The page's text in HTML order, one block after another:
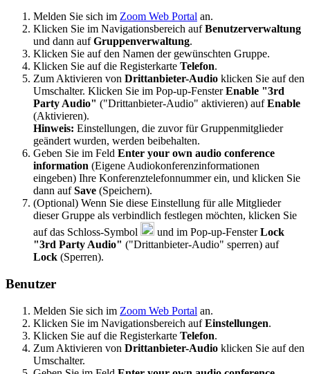
Melden Sie sich im Zoom Web Portal an.
Klicken Sie im Navigationsbereich aufBenutzerverwaltung
und dann aufGruppenverwaltung.
Klicken Sie auf den Namen der gewünschten Gruppe.
Klicken Sie auf die Registerkarte Telefon.
Zum Aktivieren von Drittanbieter-Audio klicken Sie auf den
Umschalter. Klicken Sie im Pop-up-FensterEnable "3rd
Party Audio" ("Drittanbieter-Audio" aktivieren) aufEnable
(Aktivieren).
Hinweis: Einstellungen, die zuvor für Gruppenmitglieder
geändert wurden, werden beibehalten.
Geben Sie im Feld Enter your own audio conference
information (Eigene Audiokonferenzinformationen
eingeben) Ihre Konferenztelefonnummer ein, und klicken Sie
dann aufSave (Speichern).
(Optional) Wenn Sie diese Einstellung für alle Mitglieder
dieser Gruppe als verbindlich festlegen möchten, klicken Sie
auf das Schloss-Symbol
und im Pop-up-FensterLock
"3rd Party Audio" ("Drittanbieter-Audio" sperren) auf
Lock (Sperren).
Benutzer
Melden Sie sich im Zoom Web Portal an.
Klicken Sie im Navigationsbereich aufEinstellungen.
Klicken Sie auf die Registerkarte Telefon.
Zum Aktivieren von Drittanbieter-Audio klicken Sie auf den
Umschalter.